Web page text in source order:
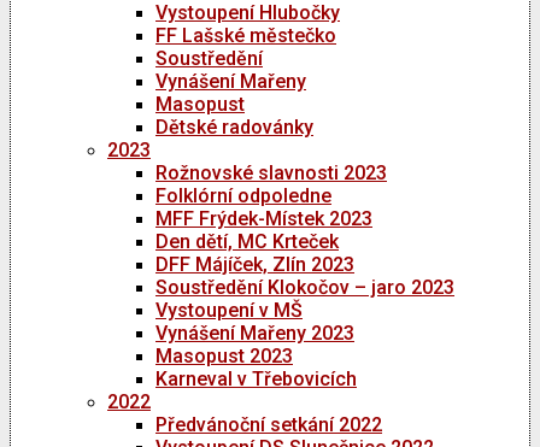
Vystoupení Hlubočky
FF Lašské městečko
Soustředění
Vynášení Mařeny
Masopust
Dětské radovánky
2023
Rožnovské slavnosti 2023
Folklórní odpoledne
MFF Frýdek-Místek 2023
Den dětí, MC Krteček
DFF Májíček, Zlín 2023
Soustředění Klokočov – jaro 2023
Vystoupení v MŠ
Vynášení Mařeny 2023
Masopust 2023
Karneval v Třebovicích
2022
Předvánoční setkání 2022